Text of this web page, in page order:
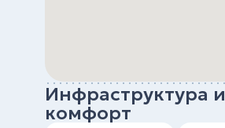
Инфраструктура и
комфорт